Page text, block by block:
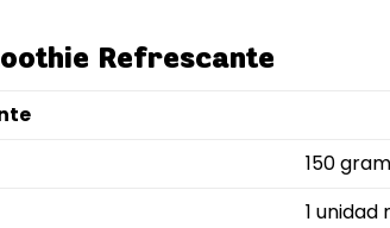
Refrescante
150
1 unidad